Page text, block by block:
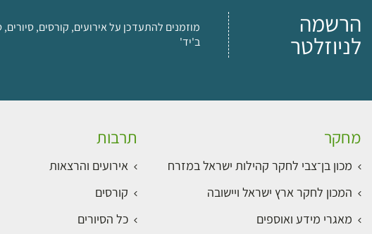
הרשמה
לניוזלטר
מוזמנים להתעדכן על אירועים, קורסים,
ב'יד'
מחקר
מכון בן־צבי לחקר קהילות ישראל במזרח
המכון לחקר ארץ ישראל ויישובה
מאגרי מידע ואוספים
תרבות
אירועים והרצאות
קורסים
כל הסיורים